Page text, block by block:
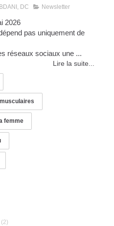
DC Newsletter
2026
pas uniquement de
réseaux sociaux une ...
Lire la suite...
femme
(2)